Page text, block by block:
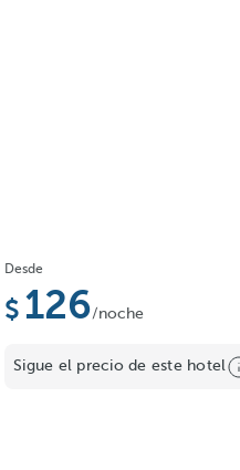
Desde
126/noche
Sigue el precio de este hotel